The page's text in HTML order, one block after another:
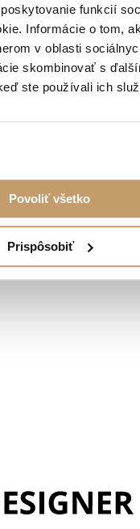
funkcií
Informácie o tom,
v oblasti
skombinovať s
ste používali ich
Povoliť všetko
Prispôsobiť